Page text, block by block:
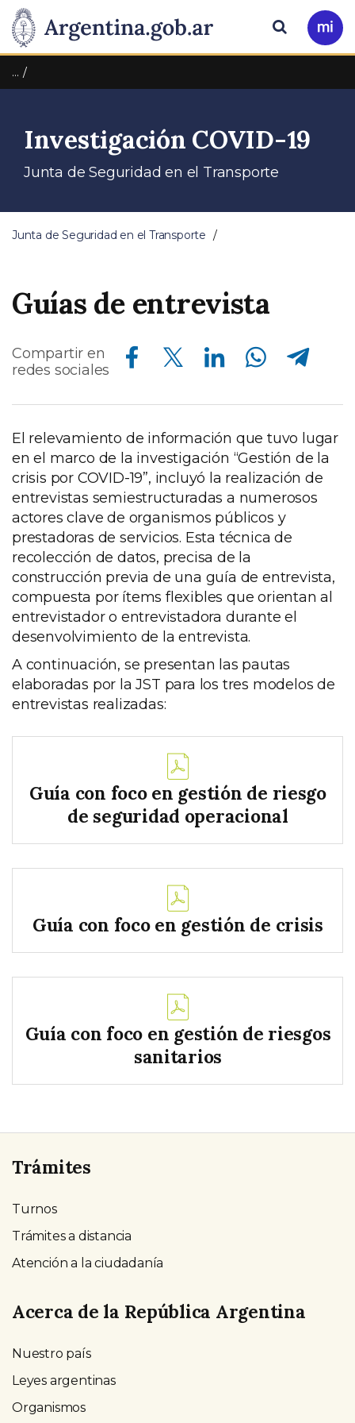
Presidencia
de
Nación
Pasar al contenido principal
Ir
a
Buscar
…
Investigación COVID-19
Junta de Seguridad en el Transporte
Junta de Seguridad en el Transporte
Guías de entrevista
Compartir en
redes sociales
Compartir en Facebook Compartir en Twitter Compartir en Linkedin Compartir en Whatsapp Compartir en Telegram
El relevamiento de información que tuvo lugar
en el marco de la investigación “Gestión de la
crisis por COVID-19”, incluyó la realización de
entrevistas semiestructuradas a numerosos
actores clave de organismos públicos y
prestadoras de servicios. Esta técnica de
recolección de datos, precisa de la
construcción previa de una guía de entrevista,
compuesta por ítems flexibles que orientan al
entrevistador o entrevistadora durante el
desenvolvimiento de la entrevista.
A continuación, se presentan las pautas
elaboradas por la JST para los tres modelos de
entrevistas realizadas:
Guía con foco en gestión de riesgo
de seguridad operacional
Guía con foco en gestión de crisis
Guía con foco en gestión de riesgos
sanitarios
Trámites
Turnos
Trámites a distancia
Atención a la ciudadanía
Acerca de la República Argentina
Nuestro país
Leyes argentinas
Organismos